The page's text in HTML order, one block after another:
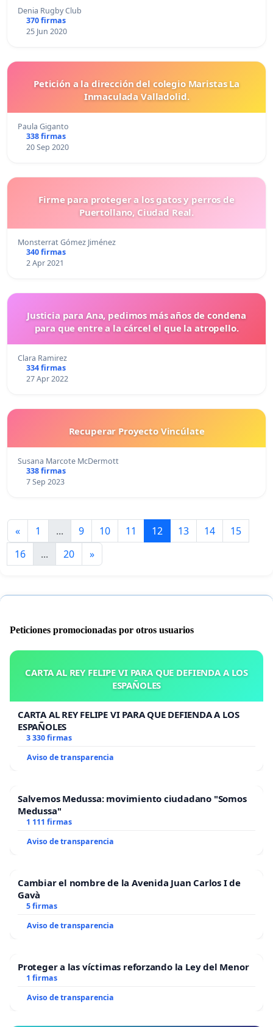
Denia Rugby Club
370 firmas
25 Jun 2020
Petición a la dirección del colegio Maristas La
Inmaculada Valladolid.
Paula Giganto
338 firmas
20 Sep 2020
Firme para proteger a los gatos y perros de
Puertollano, Ciudad Real.
Monsterrat Gómez Jiménez
340 firmas
2 Apr 2021
Justicia para Ana, pedimos más años de condena
para que entre a la cárcel el que la atropello.
Clara Ramirez
334 firmas
27 Apr 2022
Recuperar Proyecto Vincúlate
Susana Marcote McDermott
338 firmas
7 Sep 2023
« 1 ... 9 10 11 12 13 14
15
16
... 20 »
Peticiones promocionadas por otros usuarios
CARTA AL REY FELIPE VI PARA QUE DEFIENDA A LOS
ESPAÑOLES
CARTA AL REY FELIPE VI PARA QUE DEFIENDA A LOS
ESPAÑOLES
3 330 firmas
Aviso de transparencia
Salvemos Medussa: movimiento ciudadano "Somos
Medussa"
1 111 firmas
Aviso de transparencia
Cambiar el nombre de la Avenida Juan Carlos I de
Gavà
5 firmas
Aviso de transparencia
Proteger a las víctimas reforzando la Ley del Menor
1 firmas
Aviso de transparencia